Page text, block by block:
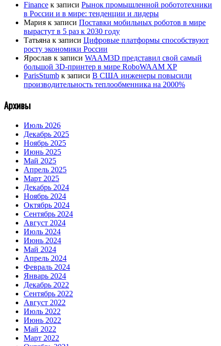
Finance к записи Рынок промышленной робототехники
в России и в мире: тенденции и лидеры
Мария к записи Поставки мобильных роботов в мире
вырастут в 5 раз к 2030 году
Татьяна к записи Цифровые платформы способствуют
росту экономики России
Ярослав к записи WAAM3D представил свой самый
большой 3D-принтер в мире RoboWAAM XP
ParisStumb к записи В США инженеры повысили
производительность теплообменника на 2000%
Архивы
Июль 2026
Декабрь 2025
Ноябрь 2025
Июнь 2025
Май 2025
Апрель 2025
Март 2025
Декабрь 2024
Ноябрь 2024
Октябрь 2024
Сентябрь 2024
Август 2024
Июль 2024
Июнь 2024
Май 2024
Апрель 2024
Февраль 2024
Январь 2024
Декабрь 2022
Сентябрь 2022
Август 2022
Июль 2022
Июнь 2022
Май 2022
Март 2022